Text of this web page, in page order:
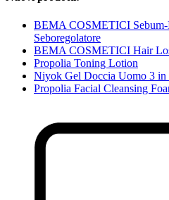
BEMA COSMETICI Sebum-
Seboregolatore
BEMA COSMETICI Hair
Propolia Toning Lotion
Niyok Gel Doccia Uomo 3 in
Propolia Facial Cleansing